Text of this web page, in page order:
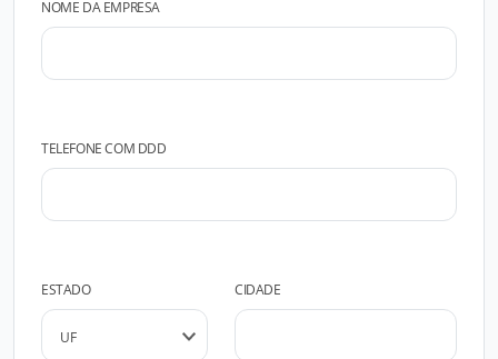
NOME DA EMPRESA
TELEFONE COM DDD
ESTADO CIDADE